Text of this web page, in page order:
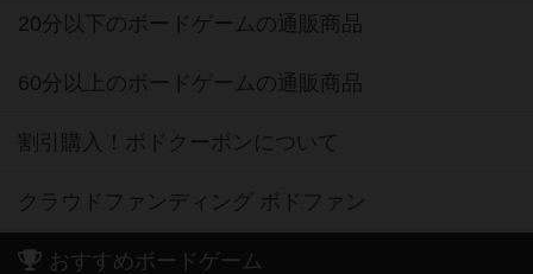
20分以下のボードゲームの通販商品
60分以上のボードゲームの通販商品
割引購入！ボドクーポンについて
クラウドファンディング ボドファン
おすすめボードゲーム